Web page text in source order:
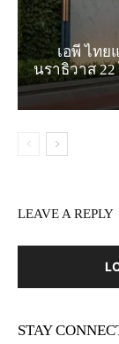
เอพี ไทย
นราธิวาส 22
LEAVE A REPLY
STAY